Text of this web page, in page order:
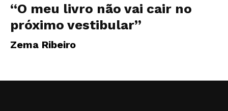
“O meu livro não vai cair no
próximo vestibular”
Zema Ribeiro